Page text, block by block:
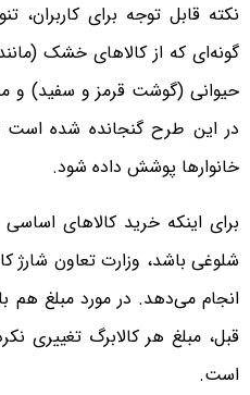
نکته قابل توجه برای کاربران،
گونه‌ای که از کالاهای خشک
حیوانی (گوشت قرمز و سفید) و
در این طرح گنجانده شده است
خانوارها پوشش داده شود.
برای اینکه خرید کالاهای
شلوغی باشد، وزارت تعاون شارژ
انجام می‌دهد. در مورد مبلغ هم
قبل، مبلغ هر کالابرگ تغییری
است.